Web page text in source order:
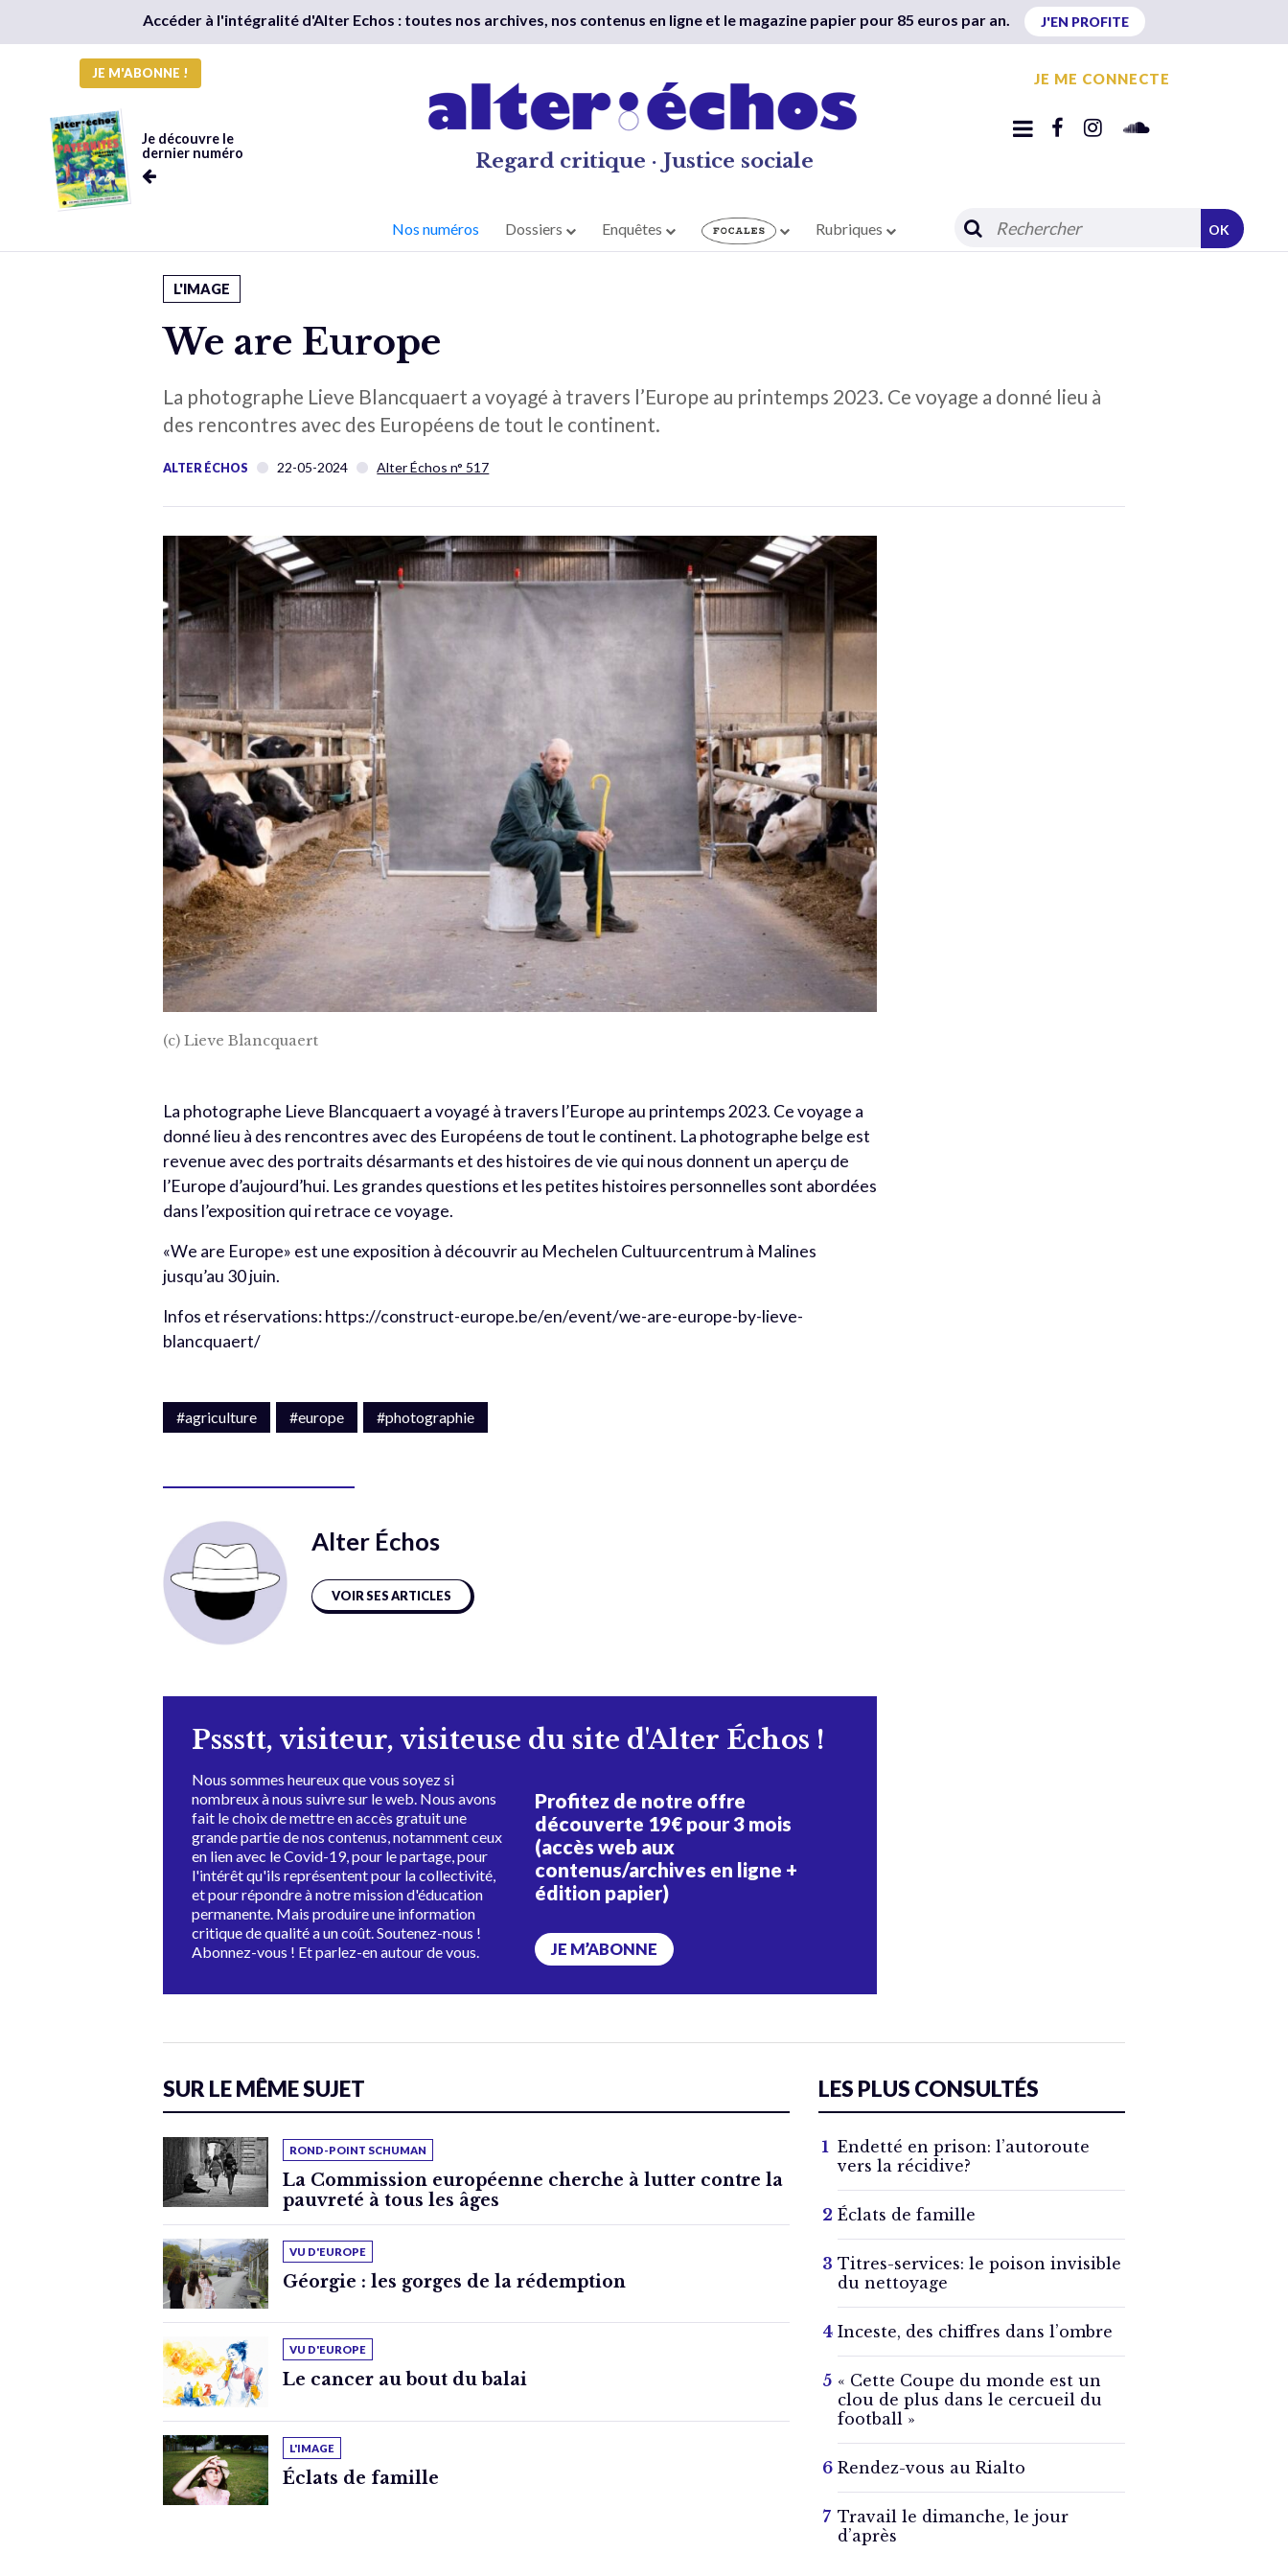
Accéder à l'intégralité d'Alter Echos : toutes nos archives, nos contenus en ligne et le magazine papier pour 85 euros par an. J'EN PROFITE
JE M'ABONNE !
Je découvre le
dernier numéro
Regard critique · Justice sociale
JE ME CONNECTE
Nos numéros Dossiers Enquêtes Rubriques OK
L'IMAGE
We are Europe
La photographe Lieve Blancquaert a voyagé à travers l’Europe au printemps 2023. Ce voyage a donné lieu à
des rencontres avec des Européens de tout le continent.
ALTER ÉCHOS 22-05-2024 Alter Échos n° 517
(c) Lieve Blancquaert
La photographe Lieve Blancquaert a voyagé à travers l’Europe au printemps 2023. Ce voyage a
donné lieu à des rencontres avec des Européens de tout le continent. La photographe belge est
revenue avec des portraits désarmants et des histoires de vie qui nous donnent un aperçu de
l’Europe d’aujourd’hui. Les grandes questions et les petites histoires personnelles sont abordées
dans l’exposition qui retrace ce voyage.
«We are Europe» est une exposition à découvrir au Mechelen Cultuurcentrum à Malines
jusqu’au 30 juin.
Infos et réservations: https://construct-europe.be/en/event/we-are-europe-by-lieve-
blancquaert/
#agriculture #europe #photographie
Alter Échos
VOIR SES ARTICLES
Pssstt, visiteur, visiteuse du site d'Alter Échos !
Nous sommes heureux que vous soyez si
nombreux à nous suivre sur le web. Nous avons
fait le choix de mettre en accès gratuit une
grande partie de nos contenus, notamment ceux
en lien avec le Covid-19, pour le partage, pour
l'intérêt qu'ils représentent pour la collectivité,
et pour répondre à notre mission d'éducation
permanente. Mais produire une information
critique de qualité a un coût. Soutenez-nous !
Abonnez-vous ! Et parlez-en autour de vous.
Profitez de notre offre
découverte 19€ pour 3 mois
(accès web aux
contenus/archives en ligne +
édition papier)
JE M’ABONNE
SUR LE MÊME SUJET
ROND-POINT SCHUMAN
La Commission européenne cherche à lutter contre la
pauvreté à tous les âges
VU D'EUROPE
Géorgie : les gorges de la rédemption
VU D'EUROPE
Le cancer au bout du balai
L'IMAGE
Éclats de famille
LES PLUS CONSULTÉS
Endetté en prison: l’autoroute
vers la récidive?
Éclats de famille
Titres-services: le poison invisible
du nettoyage
Inceste, des chiffres dans l’ombre
« Cette Coupe du monde est un
clou de plus dans le cercueil du
football »
Rendez-vous au Rialto
Travail le dimanche, le jour
d’après